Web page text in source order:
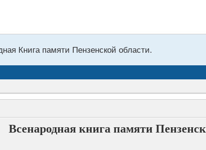
Книга памяти Пензенской области.
Всенародная книга памяти